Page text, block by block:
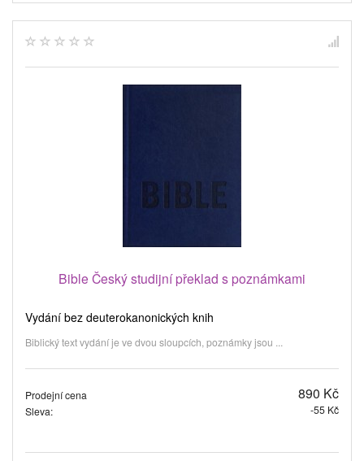
Bible Český studijní překlad s poznámkami
Vydání bez deuterokanonických knih
Biblický text vydání je ve dvou sloupcích, poznámky jsou ...
Prodejní cena 890 Kč
Sleva: -55 Kč